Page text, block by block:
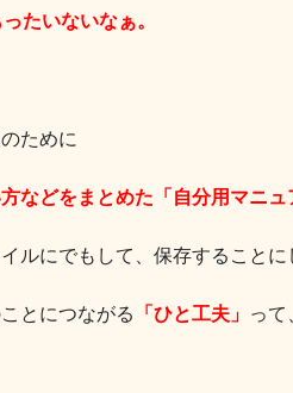
たいないなぁ。
ために
などをまとめた「自分用マニュ
ルにでもして、保存すること
とにつながる 「ひと工夫」 って